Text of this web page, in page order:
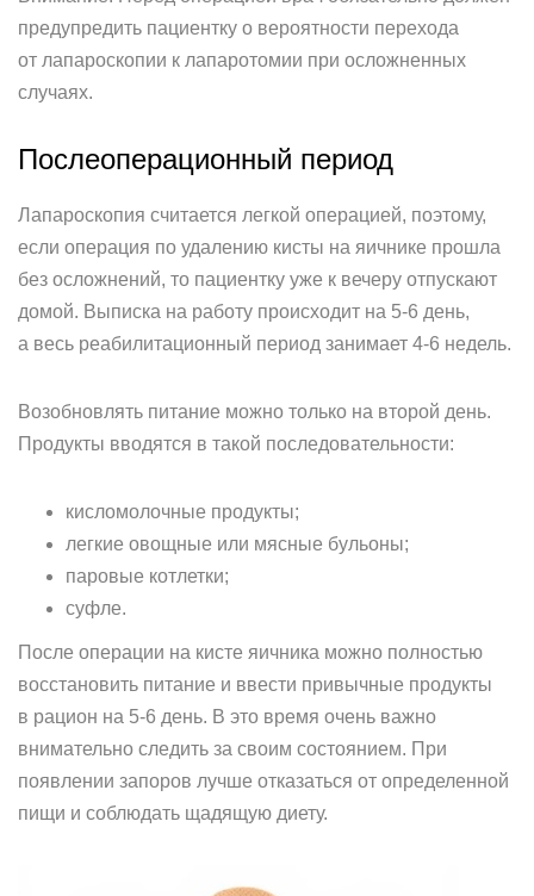
предупредить пациентку о вероятности перехода
от лапароскопии к лапаротомии при осложненных
случаях.
Послеоперационный период
Лапароскопия считается легкой операцией, поэтому,
если операция по удалению кисты на яичнике прошла
без осложнений, то пациентку уже к вечеру отпускают
домой. Выписка на работу происходит на 5-6 день,
а весь реабилитационный период занимает 4-6 недель.
Возобновлять питание можно только на второй день.
Продукты вводятся в такой последовательности:
кисломолочные продукты;
легкие овощные или мясные бульоны;
паровые котлетки;
суфле.
После операции на кисте яичника можно полностью
восстановить питание и ввести привычные продукты
в рацион на 5-6 день. В это время очень важно
внимательно следить за своим состоянием. При
появлении запоров лучше отказаться от определенной
пищи и соблюдать щадящую диету.